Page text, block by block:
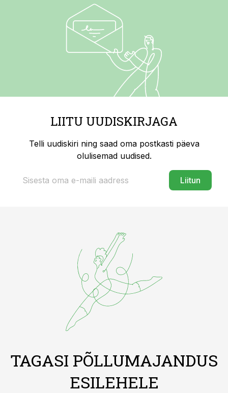
LIITU UUDISKIRJAGA
Telli uudiskiri ning saad oma postkasti päeva
olulisemad uudised.
Liitun
TAGASI PÕLLUMAJANDUS
ESILEHELE